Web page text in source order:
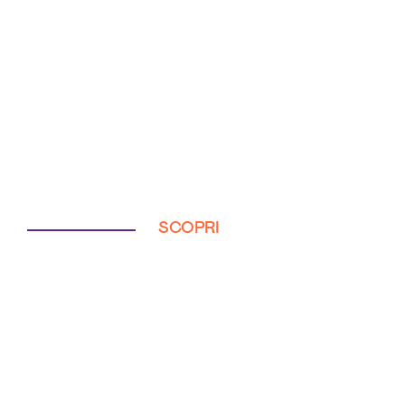
SCOPRI